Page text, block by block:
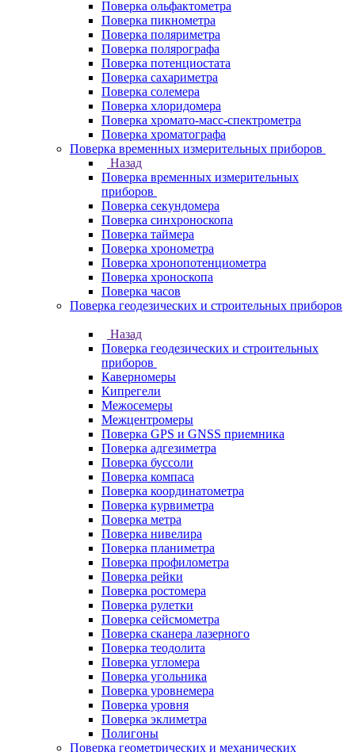
Поверка ольфактометра
Поверка пикнометра
Поверка поляриметра
Поверка полярографа
Поверка потенциостата
Поверка сахариметра
Поверка солемера
Поверка хлоридомера
Поверка хромато-масс-спектрометра
Поверка хроматографа
Поверка временных измерительных приборов
Назад
Поверка временных измерительных
приборов
Поверка секундомера
Поверка синхроноскопа
Поверка таймера
Поверка хронометра
Поверка хронопотенциометра
Поверка хроноскопа
Поверка часов
Поверка геодезических и строительных приборов
Назад
Поверка геодезических и строительных
приборов
Каверномеры
Кипрегели
Межосемеры
Межцентромеры
Поверка GPS и GNSS приемника
Поверка адгезиметра
Поверка буссоли
Поверка компаса
Поверка координатометра
Поверка курвиметра
Поверка метра
Поверка нивелира
Поверка планиметра
Поверка профилометра
Поверка рейки
Поверка ростомера
Поверка рулетки
Поверка сейсмометра
Поверка сканера лазерного
Поверка теодолита
Поверка угломера
Поверка угольника
Поверка уровнемера
Поверка уровня
Поверка эклиметра
Полигоны
Поверка геометрических и механических